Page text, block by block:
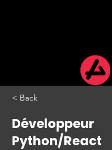
< Back
Développeur
Python/React